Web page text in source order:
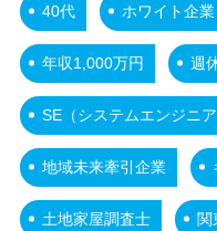
40代 ホワイト企業
年収1,000万円 週
SE（システムエンジニア
地域未来牽引企業
土地家屋調査士 関